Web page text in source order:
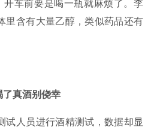
开车前要是喝一瓶就麻烦了。李
里含有大量乙醇，类似药品还有
了真酒别侥幸
试人员进行酒精测试，数据却显